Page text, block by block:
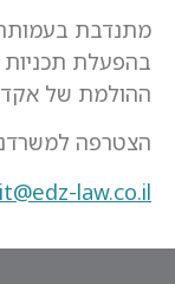
מתנדבת
בהפעלת
ההולמת של
הצטרפה למשרדנו
law.co.il